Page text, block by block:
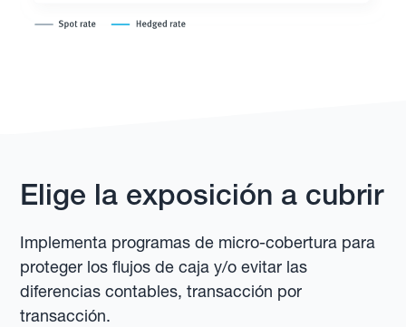
Elige la exposición a cubrir
Implementa programas de micro-cobertura para
proteger los flujos de caja y/o evitar las
diferencias contables, transacción por
transacción.